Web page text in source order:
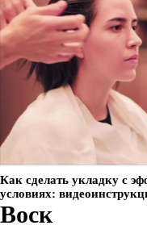
Как сделать укладку с
условиях:
Воск